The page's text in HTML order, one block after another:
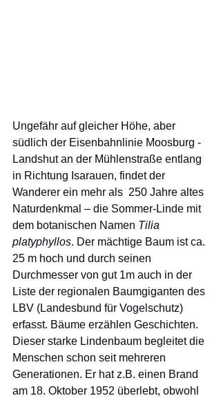
Ungefähr auf gleicher Höhe, aber
südlich der Eisenbahnlinie Moosburg -
Landshut an der Mühlenstraße entlang
in Richtung Isarauen, findet der
Wanderer ein mehr als  250 Jahre altes
Naturdenkmal – die Sommer-Linde mit
dem botanischen Namen Tilia
platyphyllos. Der mächtige Baum ist ca.
25 m hoch und durch seinen
Durchmesser von gut 1m auch in der
Liste der regionalen Baumgiganten des
LBV (Landesbund für Vogelschutz)
erfasst. Bäume erzählen Geschichten.
Dieser starke Lindenbaum begleitet die
Menschen schon seit mehreren
Generationen. Er hat z.B. einen Brand
am 18. Oktober 1952 überlebt, obwohl